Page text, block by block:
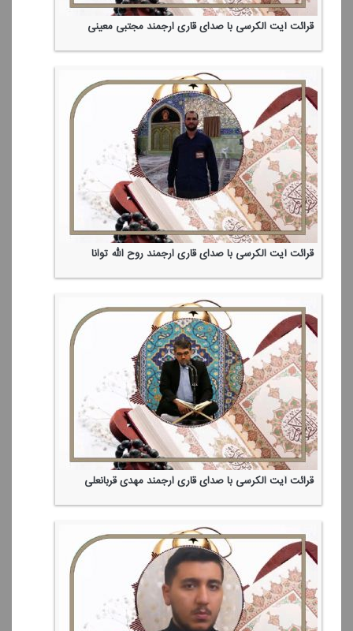
قرائت آیت الكرسی با صدای قاری ارجمند مجتبی معینی
قرائت آیت الكرسی با صدای قاری ارجمند روح الله توانا
قرائت آیت الكرسی با صدای قاری ارجمند مهدی قربانعلی